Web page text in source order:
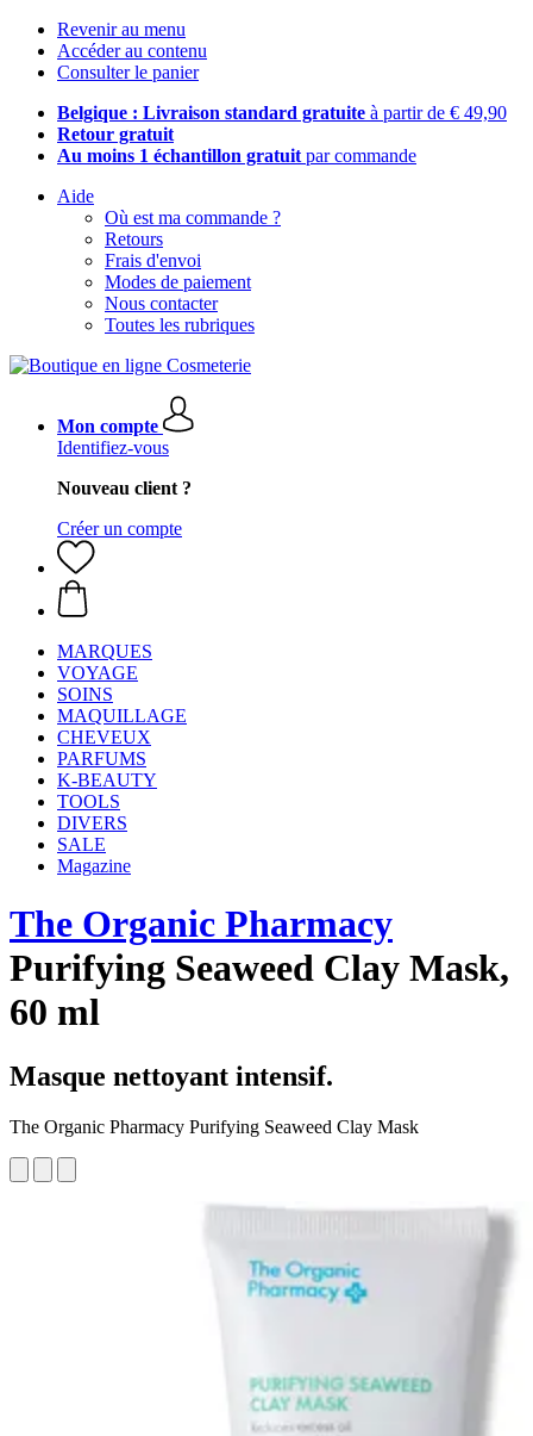
Revenir au menu
Accéder au contenu
Consulter le panier
Belgique : Livraison standard gratuite à partir de € 49,90
Retour gratuit
Au moins 1 échantillon gratuit par commande
Aide
Où est ma commande ?
Retours
Frais d'envoi
Modes de paiement
Nous contacter
Toutes les rubriques
Mon compte
Identifiez-vous
Nouveau client ?
Créer un compte
MARQUES
VOYAGE
SOINS
MAQUILLAGE
CHEVEUX
PARFUMS
K-BEAUTY
TOOLS
DIVERS
SALE
Magazine
The Organic Pharmacy
Purifying Seaweed Clay Mask,
60 ml
Masque nettoyant intensif.
The Organic Pharmacy Purifying Seaweed Clay Mask